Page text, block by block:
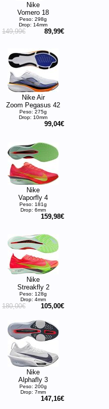
Nike
Vomero 18
Peso: 298g
Drop: 14mm
149,99€ 89,99€
Nike Air
Zoom Pegasus 42
Peso: 275g
Drop: 10mm
99,04€
Nike
Vaporfly 4
Peso: 181g
Drop: 6mm
159,98€
Nike
Streakfly 2
Peso: 128g
Drop: 4mm
180,00€ 105,00€
Nike
Alphafly 3
Peso: 200g
Drop: 7mm
147,16€